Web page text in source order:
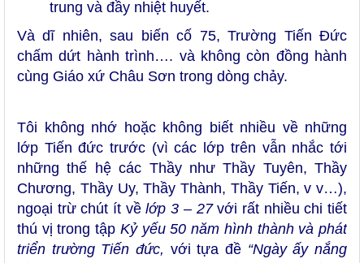
trung và đầy nhiệt huyết.
Và dĩ nhiên, sau biến cố 75, Trường Tiến Đức
chấm dứt hành trình…. và không còn đồng hành
cùng Giáo xứ Châu Sơn trong dòng chảy.
Tôi không nhớ hoặc không biết nhiều về những
lớp Tiến đức trước (vì các lớp trên vẫn nhắc tới
những thế hệ các Thầy như Thầy Tuyên, Thầy
Chương, Thầy Uy, Thầy Thành, Thầy Tiến, v v…),
ngoại trừ chút ít vềlớp 3 – 27với rất nhiều chi tiết
thú vị trong tập Kỷ yếu 50 năm hình thành và phát
triển trường Tiến đức, với tựa đề “Ngày ấy nắng